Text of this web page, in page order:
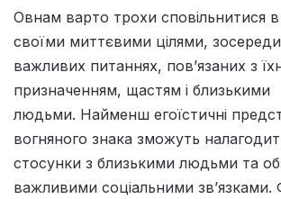
Овнам варто трохи сповільнитися в
своїми миттєвими цілями,
важливих питаннях, пов’язаних з
призначенням, щастям і близькими
людьми. Найменш егоїстичні
вогняного знака зможуть
стосунки з близькими людьми та
важливими соціальними зв’язками.